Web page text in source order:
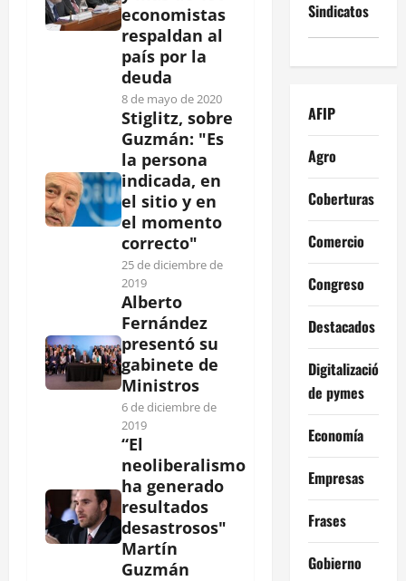
economistas
respaldan al
país por la
deuda
8 de mayo de 2020
Stiglitz, sobre
Guzmán: "Es
la persona
indicada, en
el sitio y en
el momento
correcto"
25 de diciembre de
2019
Alberto
Fernández
presentó su
gabinete de
Ministros
6 de diciembre de
2019
“El
neoliberalismo
ha generado
resultados
desastrosos"
Martín
Guzmán
Sindicatos
AFIP
Agro
Coberturas
Comercio
Congreso
Destacados
Digitalización
de pymes
Economía
Empresas
Frases
Gobierno